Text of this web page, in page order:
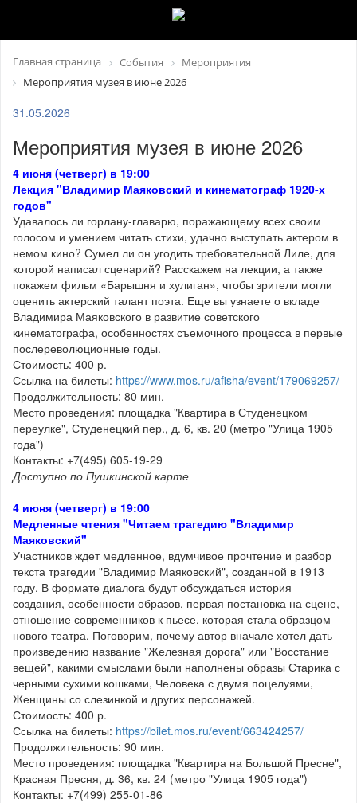
Главная страница События
Мероприятия
Мероприятия музея в июне 2026
31.05.2026
Мероприятия музея в июне 2026
4 июня (четверг) в 19:00
Лекция "Владимир Маяковский и кинематограф 1920-х
годов"
Удавалось ли горлану-главарю, поражающему всех своим
голосом и умением читать стихи, удачно выступать актером в
немом кино? Сумел ли он угодить требовательной Лиле, для
которой написал сценарий? Расскажем на лекции, а также
покажем фильм «Барышня и хулиган», чтобы зрители могли
оценить актерский талант поэта. Еще вы узнаете о вкладе
Владимира Маяковского в развитие советского
кинематографа, особенностях съемочного процесса в первые
послереволюционные годы.
Стоимость: 400 р.
Ссылка на билеты: https://www.mos.ru/afisha/event/179069257/
Продолжительность: 80 мин.
Место проведения: площадка "Квартира в Студенецком
переулке", Студенецкий пер., д. 6, кв. 20 (метро "Улица 1905
года")
Контакты: +7(495) 605-19-29
Доступно по Пушкинской карте
4 июня (четверг) в 19:00
Медленные чтения "Читаем трагедию "Владимир
Маяковский"
Участников ждет медленное, вдумчивое прочтение и разбор
текста трагедии "Владимир Маяковский", созданной в 1913
году. В формате диалога будут обсуждаться история
создания, особенности образов, первая постановка на сцене,
отношение современников к пьесе, которая стала образцом
нового театра. Поговорим, почему автор вначале хотел дать
произведению название "Железная дорога" или "Восстание
вещей", какими смыслами были наполнены образы Старика с
черными сухими кошками, Человека с двумя поцелуями,
Женщины со слезинкой и других персонажей.
Стоимость: 400 р.
Ссылка на билеты: https://bilet.mos.ru/event/663424257/
Продолжительность: 90 мин.
Место проведения: площадка "Квартира на Большой Пресне",
Красная Пресня, д. 36, кв. 24 (метро "Улица 1905 года")
Контакты: +7(499) 255-01-86